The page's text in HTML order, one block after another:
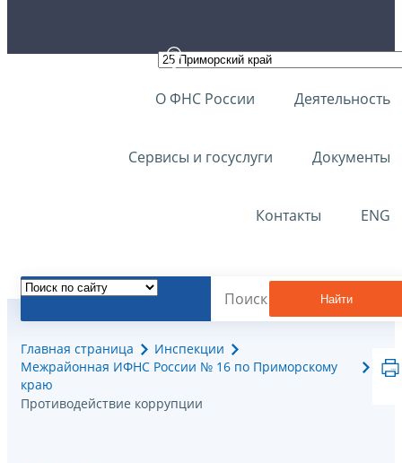
О ФНС России Деятельность
Сервисы и госуслуги Документы
Контакты ENG
Найти
Главная страница
Инспекции
Межрайонная ИФНС России № 16 по Приморскому
краю
Противодействие коррупции